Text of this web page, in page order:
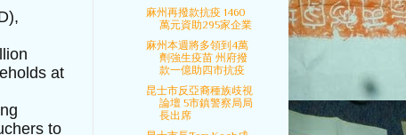
at
to
麻州再撥款抗疫 1460
萬元資助295家企業
麻州本週將多領到4萬
劑強生疫苗 州府撥
款一億助四市抗疫
昆士市反亞裔種族歧視
論壇 5市鎮警察局局
長出席